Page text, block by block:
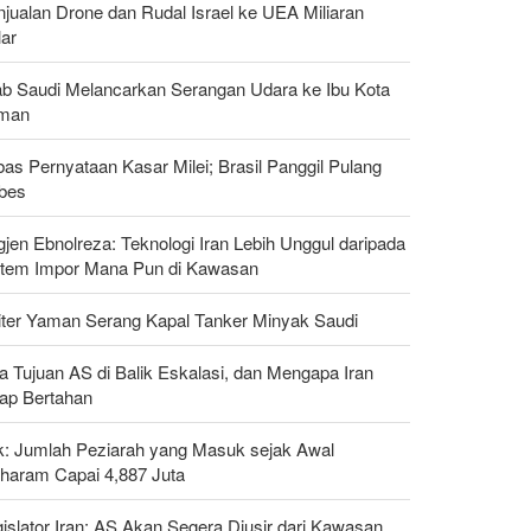
Drone dan Rudal Israel ke UEA Miliaran
Saudi Melancarkan Serangan Udara ke Ibu Kota
Pernyataan Kasar Milei; Brasil Panggil Pulang
Ebnolreza: Teknologi Iran Lebih Unggul daripada
Impor Mana Pun di Kawasan
Yaman Serang Kapal Tanker Minyak Saudi
Tujuan AS di Balik Eskalasi, dan Mengapa Iran
Bertahan
Jumlah Peziarah yang Masuk sejak Awal
Capai 4,887 Juta
Iran: AS Akan Segera Diusir dari Kawasan